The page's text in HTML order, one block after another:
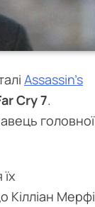
Assassin’s
Cry 7.
головної
Кілліан Мерфі